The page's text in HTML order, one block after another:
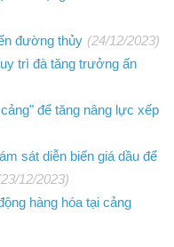
đường thủy (24/12/2023)
trì đà tăng trưởng ấn
để tăng nâng lực xếp
sát diễn biến giá dầu để
12/2023)
hàng hóa tại cảng